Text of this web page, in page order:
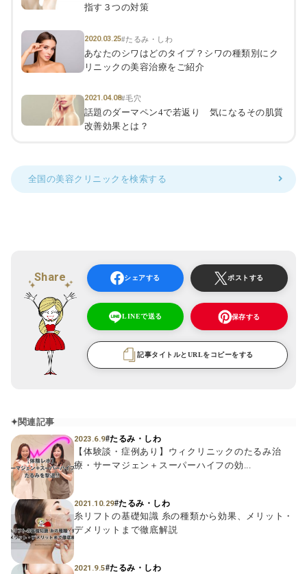
指す３つの対策
2020.03.25#たるみ・しわ
あなたのシワはどのタイプ？シワの種類別にク
リニックの美容治療をご紹介
2021.04.08#毛穴
話題のダーマペン4で若返り 気になるその肌質
改善効果とは？
全国の美容クリニックを検索する
Share シェアする ポストする
LINEで送る 保存する
記事タイトルとURLをコピーをする
関連記事
2021.9.5#たるみ・しわ
2021.10.29#たるみ・しわ
糸リフトの基礎知識 糸の種類から効果、メリット・
デメリットまで徹底解説
2023.6.9#たるみ・しわ
【体験談・症例あり】ウィクリニックのたるみ治
療・サーマジェン＋スーパーハイフの効...